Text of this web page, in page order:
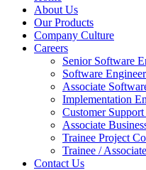
About Us
Our Products
Company Culture
Careers
Senior Software
Software
Associate
Implementation
Customer
Associate
Trainee Project
Trainee /
Contact Us